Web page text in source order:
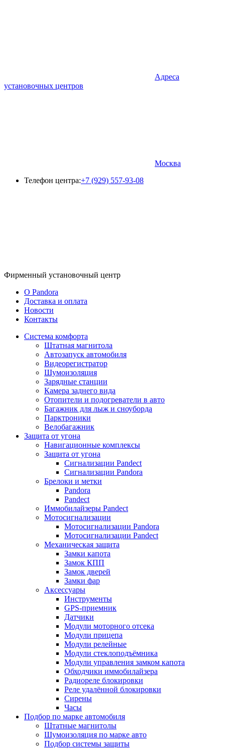
Адреса
установочных центров
Москва
Телефон центра:+7 (929) 557-93-08
Фирменный установочный центр
O Pandora
Доставка и оплата
Новости
Контакты
Система комфорта
Штатная магнитола
Автозапуск автомобиля
Видеорегистратор
Шумоизоляция
Зарядные станции
Камера заднего вида
Отопители и подогреватели в авто
Багажник для лыж и сноуборда
Парктроники
Велобагажник
Защита от угона
Навигационные комплексы
Защита от угона
Сигнализации Pandect
Сигнализации Pandora
Брелоки и метки
Pandora
Pandect
Иммобилайзеры Pandect
Мотосигнализации
Мотосигнализации Pandora
Мотосигнализации Pandect
Механическая защита
Замки капота
Замок КПП
Замок дверей
Замки фар
Аксессуары
Инструменты
GPS-приемник
Датчики
Модули моторного отсека
Модули прицепа
Модули релейные
Модули стеклоподъёмника
Модули управления замком капота
Обходчики иммобилайзера
Радиореле блокировки
Реле удалённой блокировки
Сирены
Часы
Подбор по марке автомобиля
Штатные магнитолы
Шумоизоляция по марке авто
Подбор системы защиты